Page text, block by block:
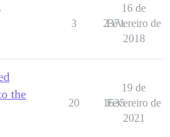
3 2371
16 de
Fevereiro de
2018
the
20 1635
19 de
Fevereiro de
2021